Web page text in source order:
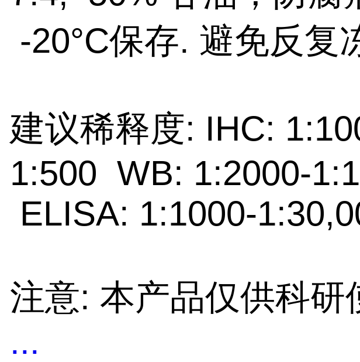
-20°C保存. 避免反复
建议稀释度: IHC:
1:500 WB: 1:2000-
ELISA: 1:1000-
注意: 本产品仅供科研
...